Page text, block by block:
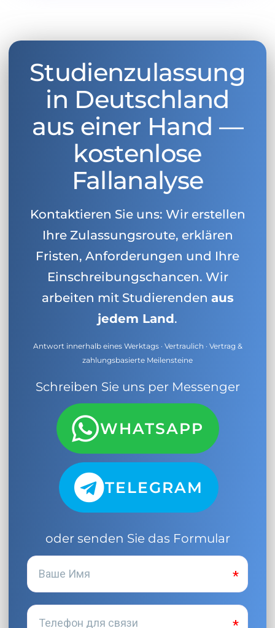
Studienzulassung
in Deutschland
aus einer Hand —
kostenlose
Fallanalyse
Kontaktieren Sie uns: Wir erstellen
Ihre Zulassungsroute, erklären
Fristen, Anforderungen und Ihre
Einschreibungschancen. Wir
arbeiten mit Studierenden aus
jedem Land.
Antwort innerhalb eines Werktags · Vertraulich · Vertrag &
zahlungsbasierte Meilensteine
Schreiben Sie uns per Messenger
WHATSAPP
TELEGRAM
oder senden Sie das Formular